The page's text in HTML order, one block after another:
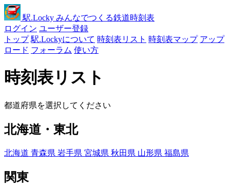
駅.Locky みんなでつくる鉄道時刻表
ログイン ユーザー登録
トップ 駅.Lockyについて 時刻表リスト 時刻表マップ アップ
ロード フォーラム 使い方
時刻表リスト
都道府県を選択してください
北海道・東北
北海道 青森県 岩手県 宮城県 秋田県 山形県 福島県
関東